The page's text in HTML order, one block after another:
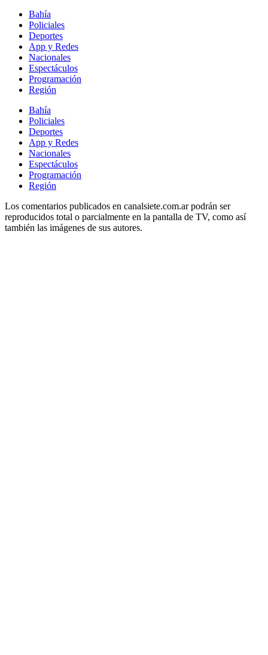
Bahía
Policiales
Deportes
App y Redes
Nacionales
Espectáculos
Programación
Región
Bahía
Policiales
Deportes
App y Redes
Nacionales
Espectáculos
Programación
Región
Los comentarios publicados en canalsiete.com.ar podrán ser
reproducidos total o parcialmente en la pantalla de TV, como así
también las imágenes de sus autores.